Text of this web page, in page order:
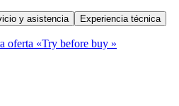
y asistencia Experiencia técnica
oferta «Try before buy »